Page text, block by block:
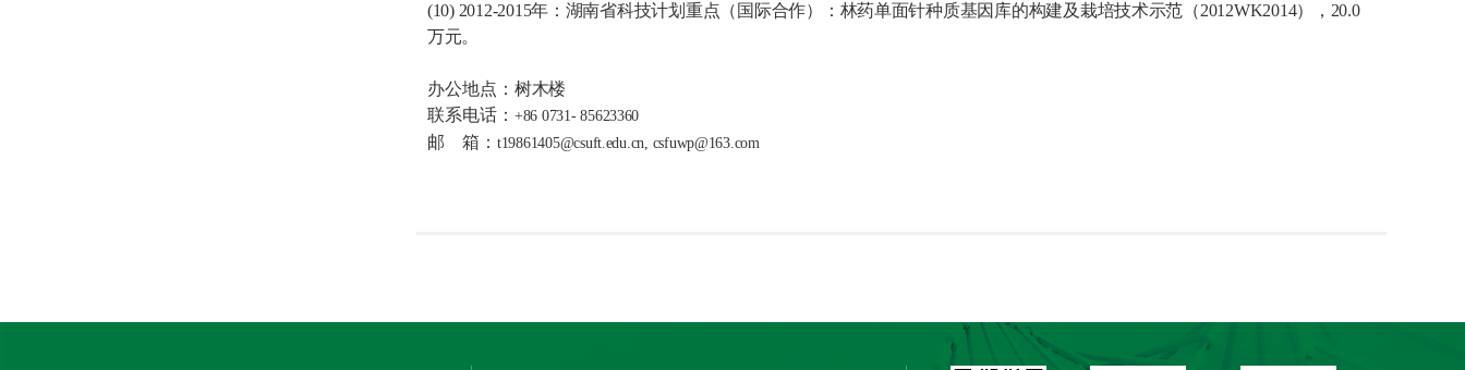
(10) 2012-2015年： 湖南省科技计划重点 （国际合作）： 林药单面针种质基因库的构建及栽培技术示范（2012WK2014）， 20.0
万元。
办公地点： 树木楼
联系电话： +86 0731- 85623360
邮 箱： t19861405@csuft.edu.cn, csfuwp@163.com